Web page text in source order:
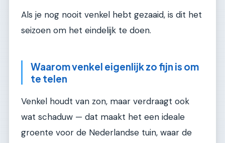
Als je nog nooit venkel hebt gezaaid, is dit het
seizoen om het eindelijk te doen.
Waarom venkel eigenlijk zo fijn is om
te telen
Venkel houdt van zon, maar verdraagt ook
wat schaduw — dat maakt het een ideale
groente voor de Nederlandse tuin, waar de